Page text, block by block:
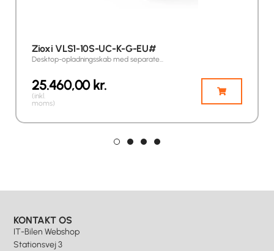
Zioxi VLS1-10S-UC-K-G-EU#
Desktop-opladningsskab med separate…
25.460,00kr.
(inkl.
moms)
KONTAKT OS
IT-Bilen Webshop
Stationsvej 3